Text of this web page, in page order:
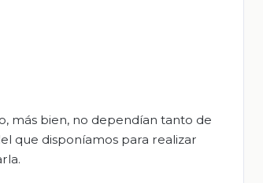
más bien, no dependían tanto de
que disponíamos para realizar